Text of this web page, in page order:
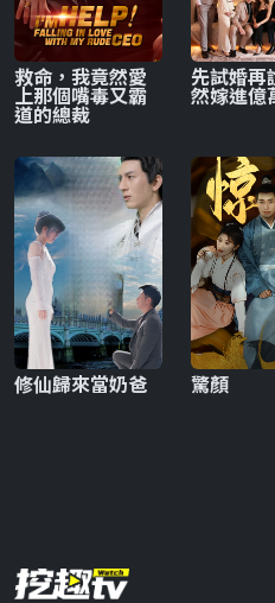
救命，我竟然愛
上那個嘴毒又霸
道的總裁
先試婚再
然嫁進億
修仙歸來當奶爸 驚顏